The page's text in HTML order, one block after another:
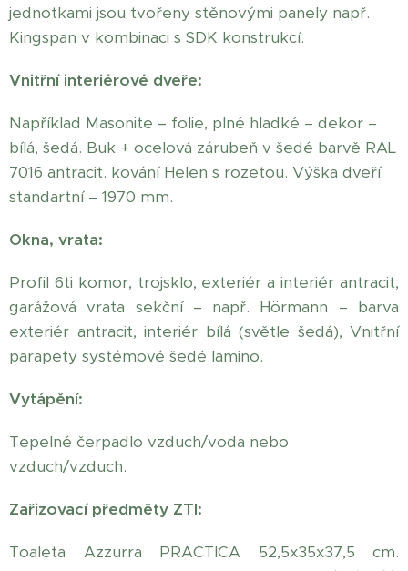
jednotkami jsou tvořeny stěnovými panely např.
Kingspan v kombinaci s SDK konstrukcí.
Vnitřní interiérové dveře:
Například Masonite – folie, plné hladké – dekor –
bílá, šedá. Buk + ocelová zárubeň v šedé barvě RAL
7016 antracit. kování Helen s rozetou. Výška dveří
standartní – 1970 mm.
Okna, vrata:
Profil 6ti komor, trojsklo, exteriér a interiér antracit,
garážová vrata sekční – např. Hörmann – barva
exteriér antracit, interiér bílá (světle šedá), Vnitřní
parapety systémové šedé lamino.
Vytápění:
Tepelné čerpadlo vzduch/voda nebo
vzduch/vzduch.
Zařizovací předměty ZTI:
Toaleta Azzurra PRACTICA 52,5x35x37,5 cm.